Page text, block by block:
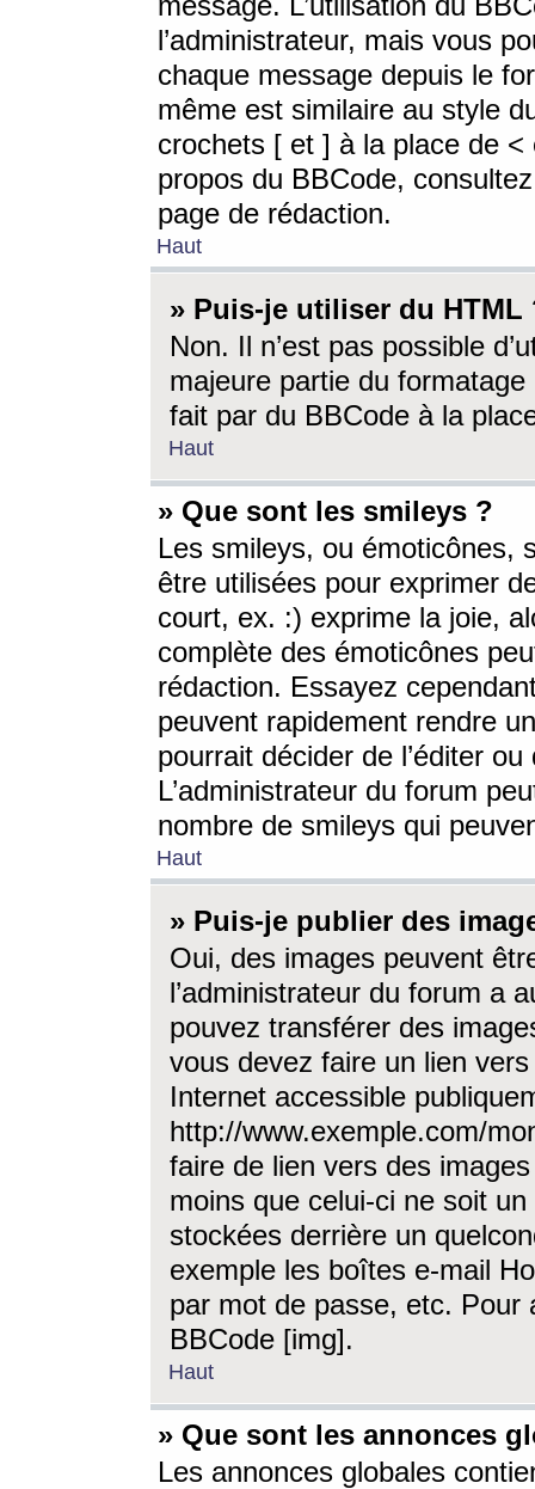
l’administrateur, mais vous
chaque message depuis le
même est similaire au style
crochets [ et ] à la place de <
propos du BBCode,
page de rédaction.
Haut
» Puis-je utiliser du HTML
Non. Il n’est pas possible
majeure partie du
fait par du BBCode à la
Haut
» Que sont les smileys ?
Les smileys, ou émoticônes,
être utilisées pour exprimer
court, ex. :) exprime la joie,
complète des émoticônes
rédaction. Essayez
peuvent rapidement rendre
pourrait décider de l’éditer
L’administrateur du forum
nombre de smileys qui
Haut
» Puis-je publier des
Oui, des images peuvent
l’administrateur du forum a
pouvez transférer des
vous devez faire un lien
Internet accessible
http://www.exemple.com/
faire de lien vers des
moins que celui-ci ne soit
stockées derrière un
exemple les boîtes e-mail
par mot de passe, etc. Pour
BBCode [img].
Haut
» Que sont les annonces
Les annonces globales